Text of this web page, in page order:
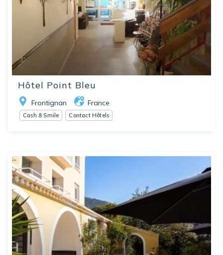
Hôtel Point Bleu
Frontignan France
Cash & Smile Contact Hôtels